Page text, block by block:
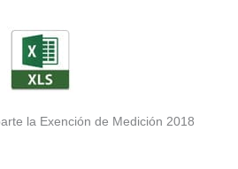
la Exención de Medición 2018